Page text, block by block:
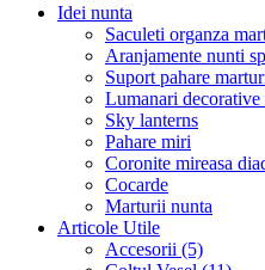
Idei nunta
Saculeti organza
Aranjamente nunti
Suport pahare
Lumanari decorative
Sky lanterns
Pahare miri
Coronite mireasa
Cocarde
Marturii nunta
Articole Utile
Accesorii (5)